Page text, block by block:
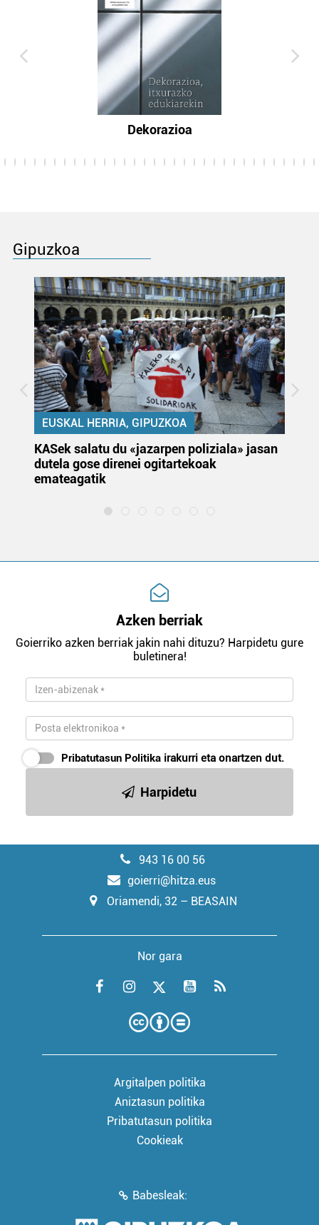
Dekorazioa
Gipuzkoa
EUSKAL HERRIA, GIPUZKOA
KASek salatu du «jazarpen poliziala» jasan
dutela gose direnei ogitartekoak
emateagatik
Azken berriak
Goierriko azken berriak jakin nahi dituzu? Harpidetu gure
buletinera!
Pribatutasun Politika irakurri eta onartzen dut.
Harpidetu
943 16 00 56
goierri@hitza.eus
Oriamendi, 32 – BEASAIN
Nor gara
Argitalpen politika
Aniztasun politika
Pribatutasun politika
Cookieak
Babesleak: